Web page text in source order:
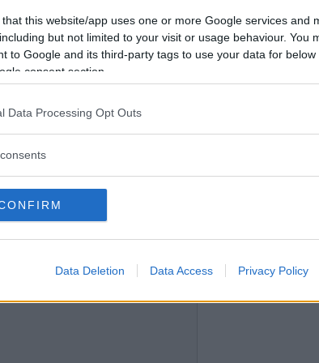
that this website/app uses one or more Google services and
but not limited to your visit or usage behaviour. You
to Google and its third-party tags to use your data for
consent section.
Data Processing Opt Outs
Data Deletion Data Access Privacy Policy
Vill du bli
medlem?